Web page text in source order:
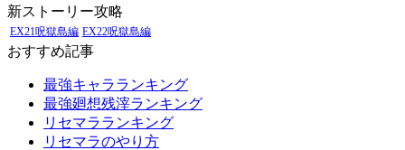
新ストーリー攻略
EX21呪獄島編 EX22呪獄島編
おすすめ記事
最強キャラランキング
最強廻想残滓ランキング
リセマラランキング
リセマラのやり方